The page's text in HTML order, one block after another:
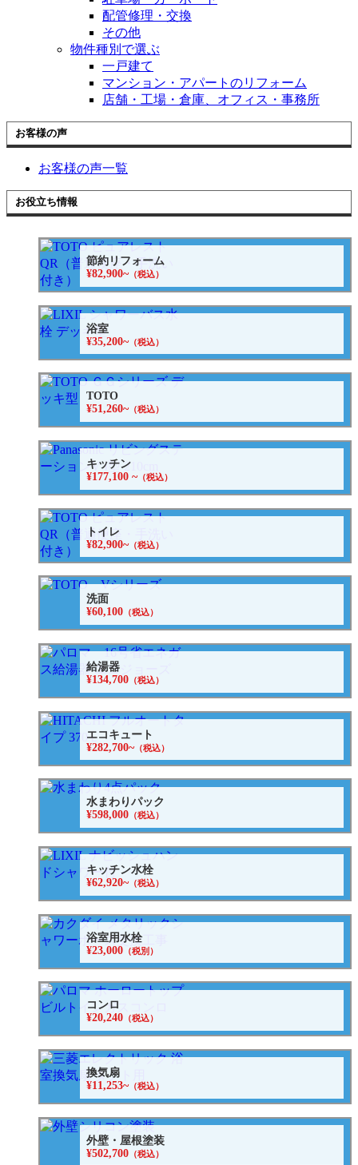
配管修理・交換
その他
物件種別で選ぶ
一戸建て
マンション・アパートのリフォーム
店舗・工場・倉庫、オフィス・事務所
お客様の声
お客様の声一覧
お役立ち情報
節約リフォーム
¥82,900~（税込）
浴室
¥35,200~（税込）
TOTO
¥51,260~（税込）
キッチン
¥177,100 ~（税込）
トイレ
¥82,900~（税込）
洗面
¥60,100 （税込）
給湯器
¥134,700 （税込）
エコキュート
¥282,700~（税込）
水まわりパック
¥598,000 （税込）
キッチン水栓
¥62,920~（税込）
浴室用水栓
¥23,000 （税別）
コンロ
¥20,240 （税込）
換気扇
¥11,253~（税込）
外壁・屋根塗装
¥502,700 （税込）